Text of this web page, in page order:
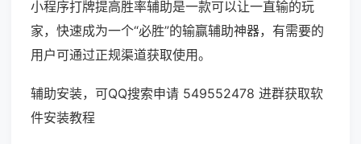
小程序打牌提高胜率辅助是一款可以让一直输的玩
家，快速成为一个“必胜”的输赢辅助神器，有需要的
用户可通过正规渠道获取使用。
辅助安装，可QQ搜索申请 549552478 进群获取软
件安装教程